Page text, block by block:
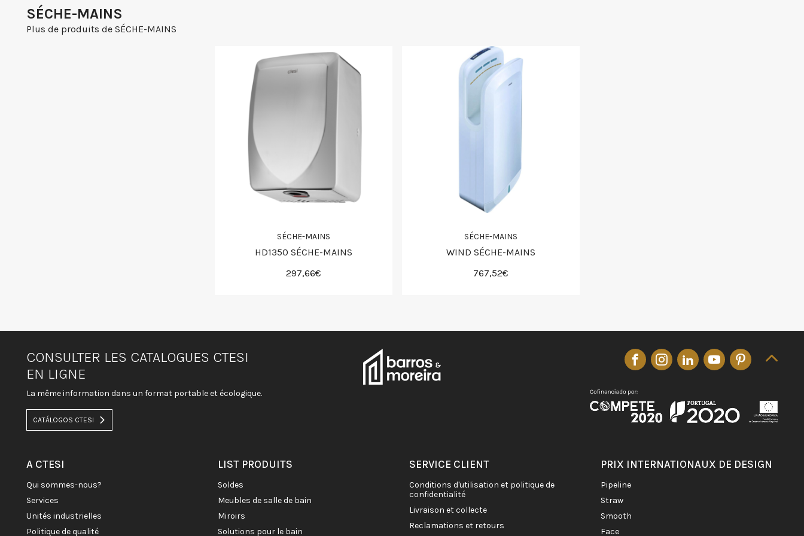
SÉCHE-MAINS
Plus de produits de SÉCHE-MAINS
SÉCHE-MAINS
HD1350 SÉCHE-MAINS
297,66€
SÉCHE-MAINS
WIND SÉCHE-MAINS
767,52€
CONSULTER LES CATALOGUES CTESI
EN LIGNE
La même information dans un format portable et écologique.
CATÁLOGOS CTESI
A CTESI
qui sommes-nous?
services
unités industrielles
politique de qualité
LIST PRODUITS
soldes
meubles de salle de bain
miroirs
solutions pour le bain
SERVICE CLIENT
conditions d'utilisation et politique de
confidentialité
livraison et collecte
reclamations et retours
PRIX INTERNATIONAUX DE DESIGN
pipeline
straw
smooth
face